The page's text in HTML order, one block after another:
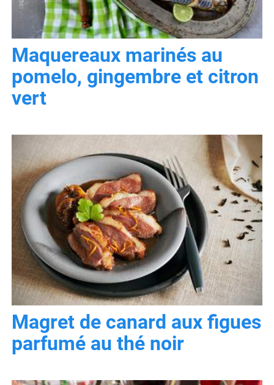
Maquereaux marinés au
pomelo, gingembre et citron
vert
Magret de canard aux figues
parfumé au thé noir